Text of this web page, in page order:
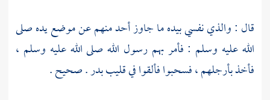
قال : والذي نفسي بيده ما جاوز أحد منهم عن موضع يده صلى
الله عليه وسلم : فأمر بهم رسول الله صلى الله عليه وسلم ،
فأخذ بأرجلهم ، فسحبوا فألقوا في قليببدر. صحيح .